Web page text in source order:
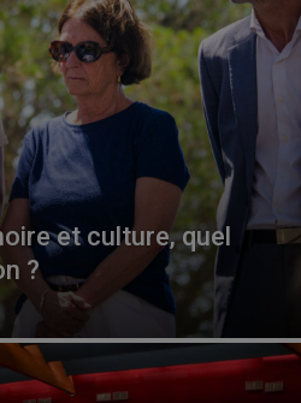
et culture, quel
?